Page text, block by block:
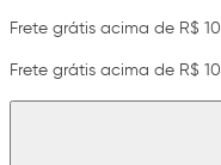
Frete grátis acima de R$
Frete grátis acima de R$